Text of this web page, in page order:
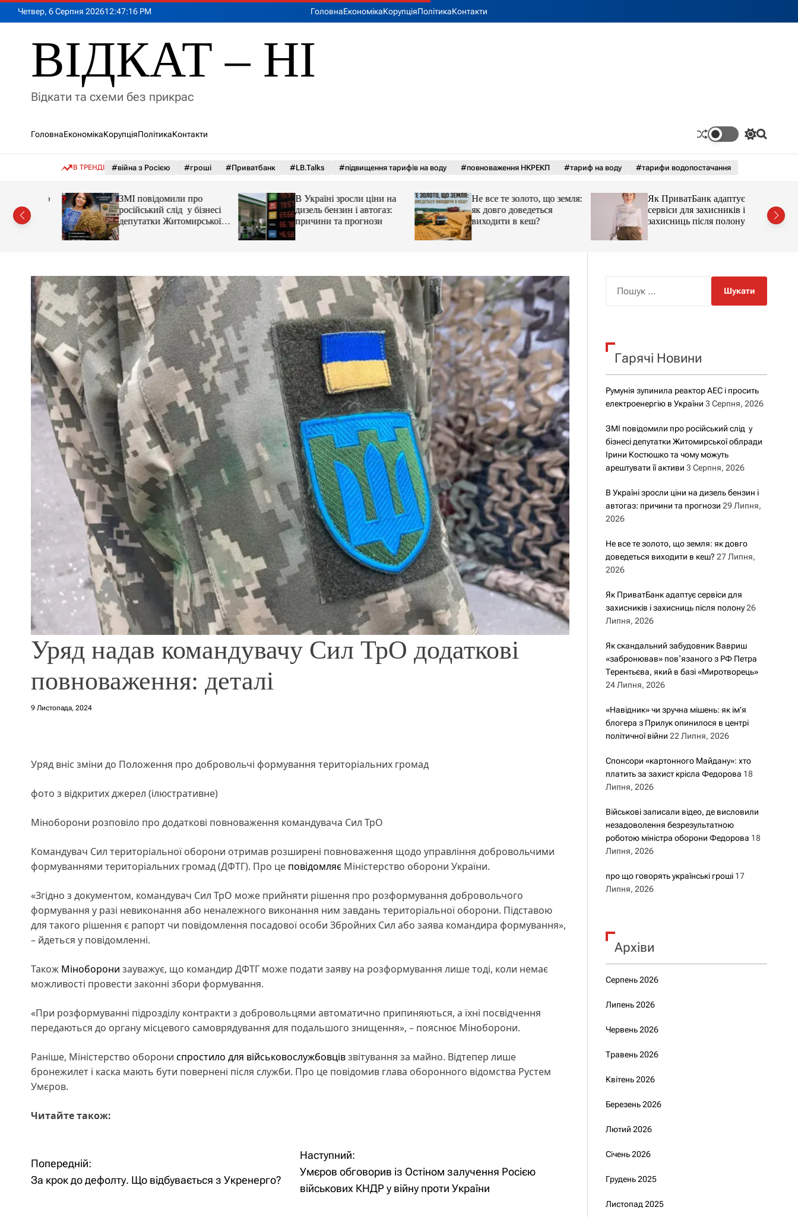
Четвер, 6 Серпня 202612:47:18 PM ГоловнаЕкономікаКорупціяПолітикаКонтакти
ВІДКАТ – НІ
Відкати та схеми без прикрас
ГоловнаЕкономікаКорупціяПолітикаКонтакти
П
к
а
ч
р
о
у
П
В ТРЕНДІ #війна з Росією #гроші #Приватбанк #LB.Talks #підвищення тарифів на воду #повноваження НКРЕКП #тариф на воду #тарифи водопостачання
ЗМІ повідомили про
російський слід у бізнесі
депутатки Житомирської
облради Ірини Костюшко
та чому можуть арештувати
В Україні зросли ціни на
дизель бензин і автогаз:
причини та прогнози
Не все те золото, що земля:
як довго доведеться
виходити в кеш?
Як ПриватБанк адаптує
сервіси для захисників і
захисниць після полону
Уряд надав командувачу Сил ТрО додаткові
повноваження: деталі
9 Листопада, 2024
Уряд вніс зміни до Положення про добровольчі формування територіальних громад
фото з відкритих джерел (ілюстративне)
Міноборони розповіло про додаткові повноваження командувача Сил ТрО
Командувач Сил територіальної оборони отримав розширені повноваження щодо управління добровольчими
формуваннями територіальних громад (ДФТГ). Про це повідомляє Міністерство оборони України.
«Згідно з документом, командувач Сил ТрО може прийняти рішення про розформування добровольчого
формування у разі невиконання або неналежного виконання ним завдань територіальної оборони. Підставою
для такого рішення є рапорт чи повідомлення посадової особи Збройних Сил або заява командира формування»,
– йдеться у повідомленні.
Також Міноборони зауважує, що командир ДФТГ може подати заяву на розформування лише тоді, коли немає
можливості провести законні збори формування.
«При розформуванні підрозділу контракти з добровольцями автоматично припиняються, а їхні посвідчення
передаються до органу місцевого самоврядування для подальшого знищення», – пояснює Міноборони.
Раніше, Міністерство оборони спростило для військовослужбовцівзвітування за майно. Відтепер лише
бронежилет і каска мають бути повернені після служби. Про це повідомив глава оборонного відомства Рустем
Умєров.
Читайте також:
Н
а
Попередній:
​​За крок до дефолту. Що відбувається з Укренерго?
Наступний:
Умєров обговорив із Остіном залучення Росією
військових КНДР у війну проти України
к
Гарячі Новини
Румунія зупинила реактор АЕС і просить
електроенергію в України 3 Серпня, 2026
ЗМІ повідомили про російський слід у
бізнесі депутатки Житомирської облради
Ірини Костюшко та чому можуть
арештувати її активи 3 Серпня, 2026
В Україні зросли ціни на дизель бензин і
автогаз: причини та прогнози 29 Липня,
2026
Не все те золото, що земля: як довго
доведеться виходити в кеш? 27 Липня,
2026
Як ПриватБанк адаптує сервіси для
захисників і захисниць після полону 26
Липня, 2026
Як скандальний забудовник Вавриш
«забронював» повʼязаного з РФ Петра
Терентьєва, який в базі «Миротворець»
24 Липня, 2026
«Навідник» чи зручна мішень: як ім’я
блогера з Прилук опинилося в центрі
політичної війни 22 Липня, 2026
Спонсори «картонного Майдану»: хто
платить за захист крісла Федорова 18
Липня, 2026
Військові записали відео, де висловили
незадоволення безрезультатною
роботою міністра оборони Федорова 18
Липня, 2026
про що говорять українські гроші 17
Липня, 2026
Архіви
Серпень 2026
Липень 2026
Червень 2026
Травень 2026
Квітень 2026
Березень 2026
Лютий 2026
Січень 2026
Грудень 2025
Листопад 2025